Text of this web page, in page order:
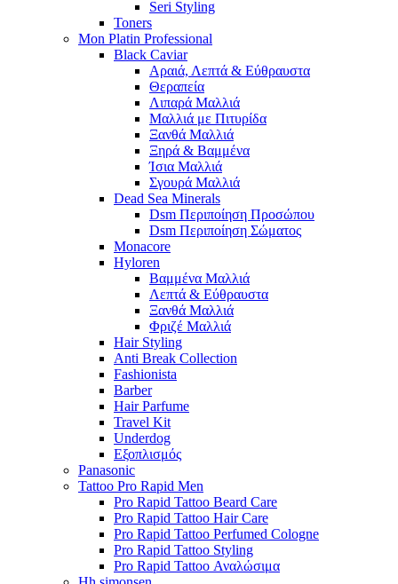
Seri Styling
Toners
Mon Platin Professional
Black Caviar
Αραιά, Λεπτά & Εύθραυστα
Θεραπεία
Λιπαρά Μαλλιά
Μαλλιά με Πιτυρίδα
Ξανθά Μαλλιά
Ξηρά & Βαμμένα
Ίσια Μαλλιά
Σγουρά Μαλλιά
Dead Sea Minerals
Dsm Περιποίηση Προσώπου
Dsm Περιποίηση Σώματος
Monacore
Hyloren
Βαμμένα Μαλλιά
Λεπτά & Εύθραυστα
Ξανθά Μαλλιά
Φριζέ Μαλλιά
Hair Styling
Anti Break Collection
Fashionista
Barber
Hair Parfume
Travel Kit
Underdog
Εξοπλισμός
Panasonic
Tattoo Pro Rapid Men
Pro Rapid Tattoo Beard Care
Pro Rapid Tattoo Hair Care
Pro Rapid Tattoo Perfumed Cologne
Pro Rapid Tattoo Styling
Pro Rapid Tattoo Αναλώσιμα